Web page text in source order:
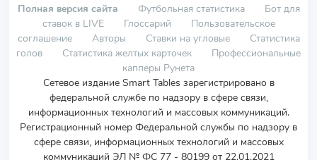
Полная версия сайта Футбольная статистика
Бот для
ставок в LIVE
Глоссарий
Пользовательское
соглашение
Авторы Ставки на угловые
Статистика
голов
Статистика желтых карточек
Профессиональные
капперы Рунета
Сетевое издание Smart Tables зарегистрировано в
федеральной службе по надзору в сфере связи,
информационных технологий и массовых коммуникаций.
Регистрационный номер Федеральной службы по надзору в
сфере связи, информационных технологий и массовых
коммуникаций ЭЛ № ФС 77 - 80199 от 22.01.2021